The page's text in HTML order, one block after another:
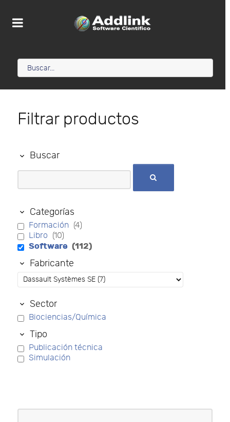
Filtrar productos
Buscar
Categorías
Formación (4)
Libro (10)
Software (112)
Fabricante
Sector
Biociencias/Química
Tipo
Publicación técnica
Simulación